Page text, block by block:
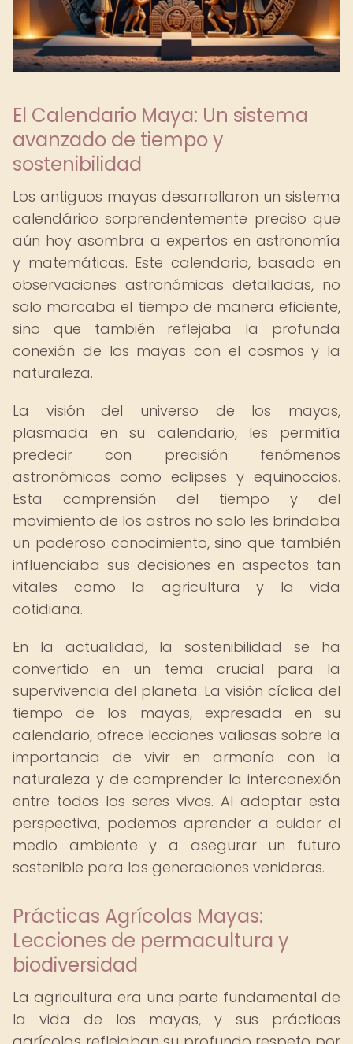
El Calendario Maya: Un sistema
avanzado de tiempo y
sostenibilidad
Los antiguos mayas desarrollaron un sistema
calendárico sorprendentemente preciso que
aún hoy asombra a expertos en astronomía
y matemáticas. Este calendario, basado en
observaciones astronómicas detalladas, no
solo marcaba el tiempo de manera eficiente,
sino que también reflejaba la profunda
conexión de los mayas con el cosmos y la
naturaleza.
La visión del universo de los mayas,
plasmada en su calendario, les permitía
predecir con precisión fenómenos
astronómicos como eclipses y equinoccios.
Esta comprensión del tiempo y del
movimiento de los astros no solo les brindaba
un poderoso conocimiento, sino que también
influenciaba sus decisiones en aspectos tan
vitales como la agricultura y la vida
cotidiana.
En la actualidad, la sostenibilidad se ha
convertido en un tema crucial para la
supervivencia del planeta. La visión cíclica del
tiempo de los mayas, expresada en su
calendario, ofrece lecciones valiosas sobre la
importancia de vivir en armonía con la
naturaleza y de comprender la interconexión
entre todos los seres vivos. Al adoptar esta
perspectiva, podemos aprender a cuidar el
medio ambiente y a asegurar un futuro
sostenible para las generaciones venideras.
Prácticas Agrícolas Mayas:
Lecciones de permacultura y
biodiversidad
La agricultura era una parte fundamental de
la vida de los mayas, y sus prácticas